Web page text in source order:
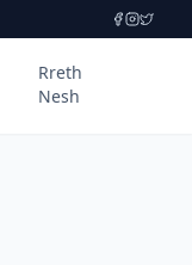
Rreth
Nesh